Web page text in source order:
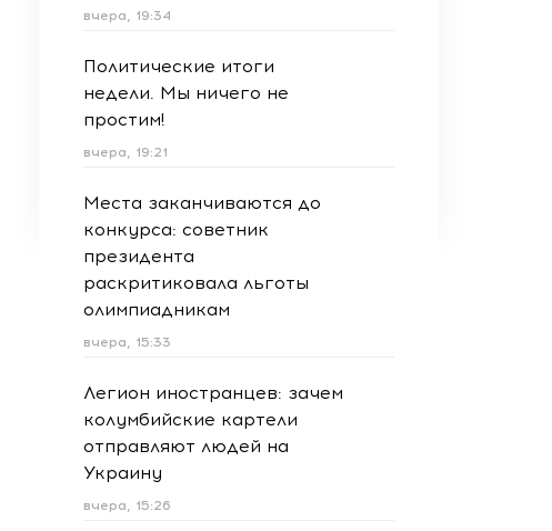
вчера, 19:34
Политические итоги
недели. Мы ничего не
простим!
вчера, 19:21
Места заканчиваются до
конкурса: советник
президента
раскритиковала льготы
олимпиадникам
вчера, 15:33
Легион иностранцев: зачем
колумбийские картели
отправляют людей на
Украину
вчера, 15:26